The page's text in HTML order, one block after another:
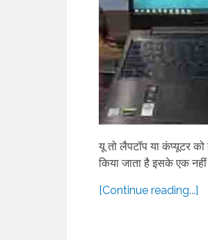
यू तो लैपटॉप या कंप्यूटर
किया जाता है इसके एक
[Continue reading...]